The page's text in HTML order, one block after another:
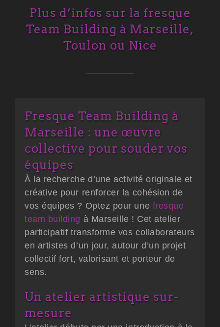
Plus d’infos sur la fresque
Team Building à Marseille,
Toulon ou Nice
Fresque Team Building à
Marseille : une œuvre
collective pour souder vos
équipes
À la recherche d’une activité originale et
créative pour renforcer la cohésion de
vos équipes ? Optez pour une fresque
team building à Marseille ! Cet atelier
participatif transforme vos collaborateurs
en artistes d’un jour, autour d’un projet
collectif fort, valorisant et porteur de
sens.
Un atelier artistique sur-
mesure